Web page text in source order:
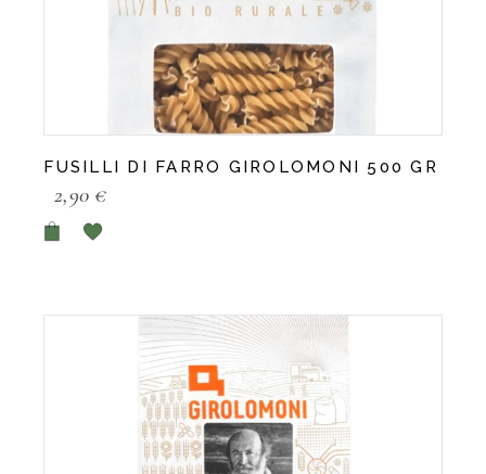
FUSILLI DI FARRO GIROLOMONI 500 GR
2,90 €